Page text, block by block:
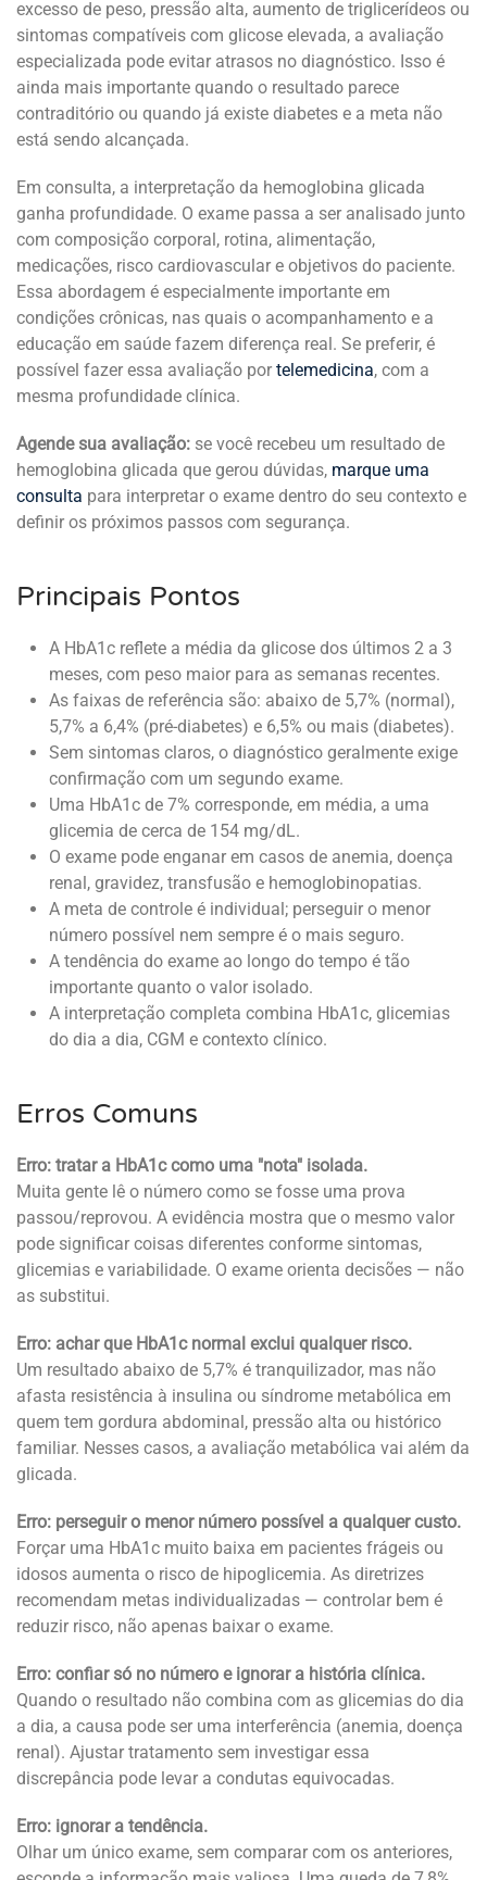
excesso de peso, pressão alta, aumento de triglicerídeos ou
sintomas compatíveis com glicose elevada, a avaliação
especializada pode evitar atrasos no diagnóstico. Isso é
ainda mais importante quando o resultado parece
contraditório ou quando já existe diabetes e a meta não
está sendo alcançada.
Em consulta, a interpretação da hemoglobina glicada
ganha profundidade. O exame passa a ser analisado junto
com composição corporal, rotina, alimentação,
medicações, risco cardiovascular e objetivos do paciente.
Essa abordagem é especialmente importante em
condições crônicas, nas quais o acompanhamento e a
educação em saúde fazem diferença real. Se preferir, é
possível fazer essa avaliação por telemedicina, com a
mesma profundidade clínica.
Agende sua avaliação: se você recebeu um resultado de
hemoglobina glicada que gerou dúvidas, marque uma
consulta para interpretar o exame dentro do seu contexto e
definir os próximos passos com segurança.
Principais Pontos
A HbA1c reflete a média da glicose dos últimos 2 a 3
meses, com peso maior para as semanas recentes.
As faixas de referência são: abaixo de 5,7% (normal),
5,7% a 6,4% (pré-diabetes) e 6,5% ou mais (diabetes).
Sem sintomas claros, o diagnóstico geralmente exige
confirmação com um segundo exame.
Uma HbA1c de 7% corresponde, em média, a uma
glicemia de cerca de 154 mg/dL.
O exame pode enganar em casos de anemia, doença
renal, gravidez, transfusão e hemoglobinopatias.
A meta de controle é individual; perseguir o menor
número possível nem sempre é o mais seguro.
A tendência do exame ao longo do tempo é tão
importante quanto o valor isolado.
A interpretação completa combina HbA1c, glicemias
do dia a dia, CGM e contexto clínico.
Erros Comuns
Erro: tratar a HbA1c como uma "nota" isolada.
Muita gente lê o número como se fosse uma prova
passou/reprovou. A evidência mostra que o mesmo valor
pode significar coisas diferentes conforme sintomas,
glicemias e variabilidade. O exame orienta decisões — não
as substitui.
Erro: achar que HbA1c normal exclui qualquer risco.
Um resultado abaixo de 5,7% é tranquilizador, mas não
afasta resistência à insulina ou síndrome metabólica em
quem tem gordura abdominal, pressão alta ou histórico
familiar. Nesses casos, a avaliação metabólica vai além da
glicada.
Erro: perseguir o menor número possível a qualquer custo.
Forçar uma HbA1c muito baixa em pacientes frágeis ou
idosos aumenta o risco de hipoglicemia. As diretrizes
recomendam metas individualizadas — controlar bem é
reduzir risco, não apenas baixar o exame.
Erro: confiar só no número e ignorar a história clínica.
Quando o resultado não combina com as glicemias do dia
a dia, a causa pode ser uma interferência (anemia, doença
renal). Ajustar tratamento sem investigar essa
discrepância pode levar a condutas equivocadas.
Erro: ignorar a tendência.
Olhar um único exame, sem comparar com os anteriores,